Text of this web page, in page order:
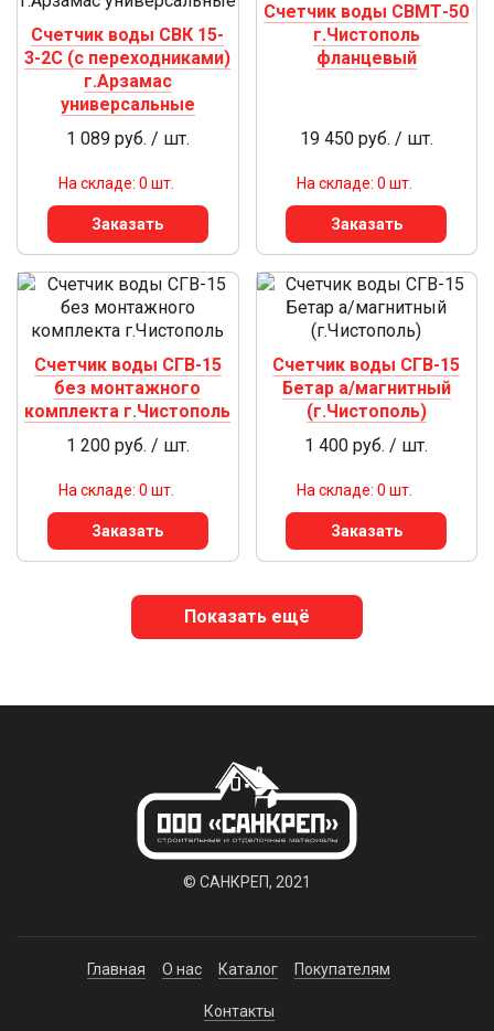
Счетчик воды СВК 15-
3-2С (с переходниками)
г.Арзамас
универсальные
1 089 руб. / шт.
На складе: 0 шт.
Заказать
Счетчик воды СВМТ-50
г.Чистополь
фланцевый
19 450 руб. / шт.
На складе: 0 шт.
Заказать
Счетчик воды СГВ-15
без монтажного
комплекта г.Чистополь
1 200 руб. / шт.
На складе: 0 шт.
Заказать
Счетчик воды СГВ-15
Бетар а/магнитный
(г.Чистополь)
1 400 руб. / шт.
На складе: 0 шт.
Заказать
Показать ещё
© САНКРЕП, 2021
Главная О нас Каталог Покупателям
Контакты